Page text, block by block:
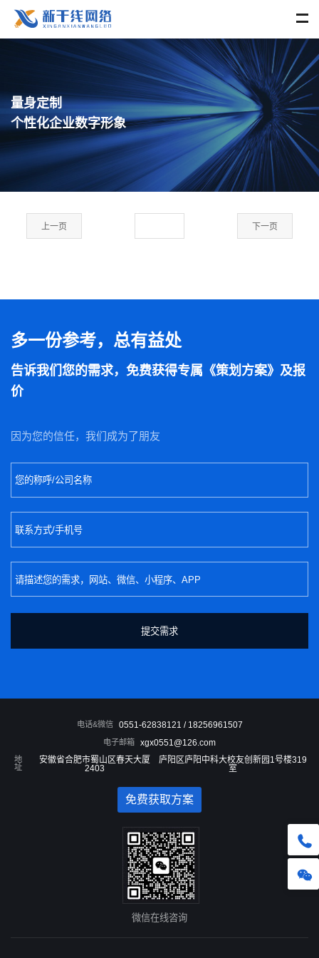
量身定制
个性化企业数字形象
上一页 下一页
多一份参考，总有益处
告诉我们您的需求，免费获得专属《策划方案》及报
价
因为您的信任，我们成为了朋友
电话&微信 0551-62838121 / 18256961507
电子邮箱 xgx0551@126.com
地
址
安徽省合肥市蜀山区春天大厦
2403
庐阳区庐阳中科大校友创新园1号楼319
室
免费获取方案
微信在线咨询